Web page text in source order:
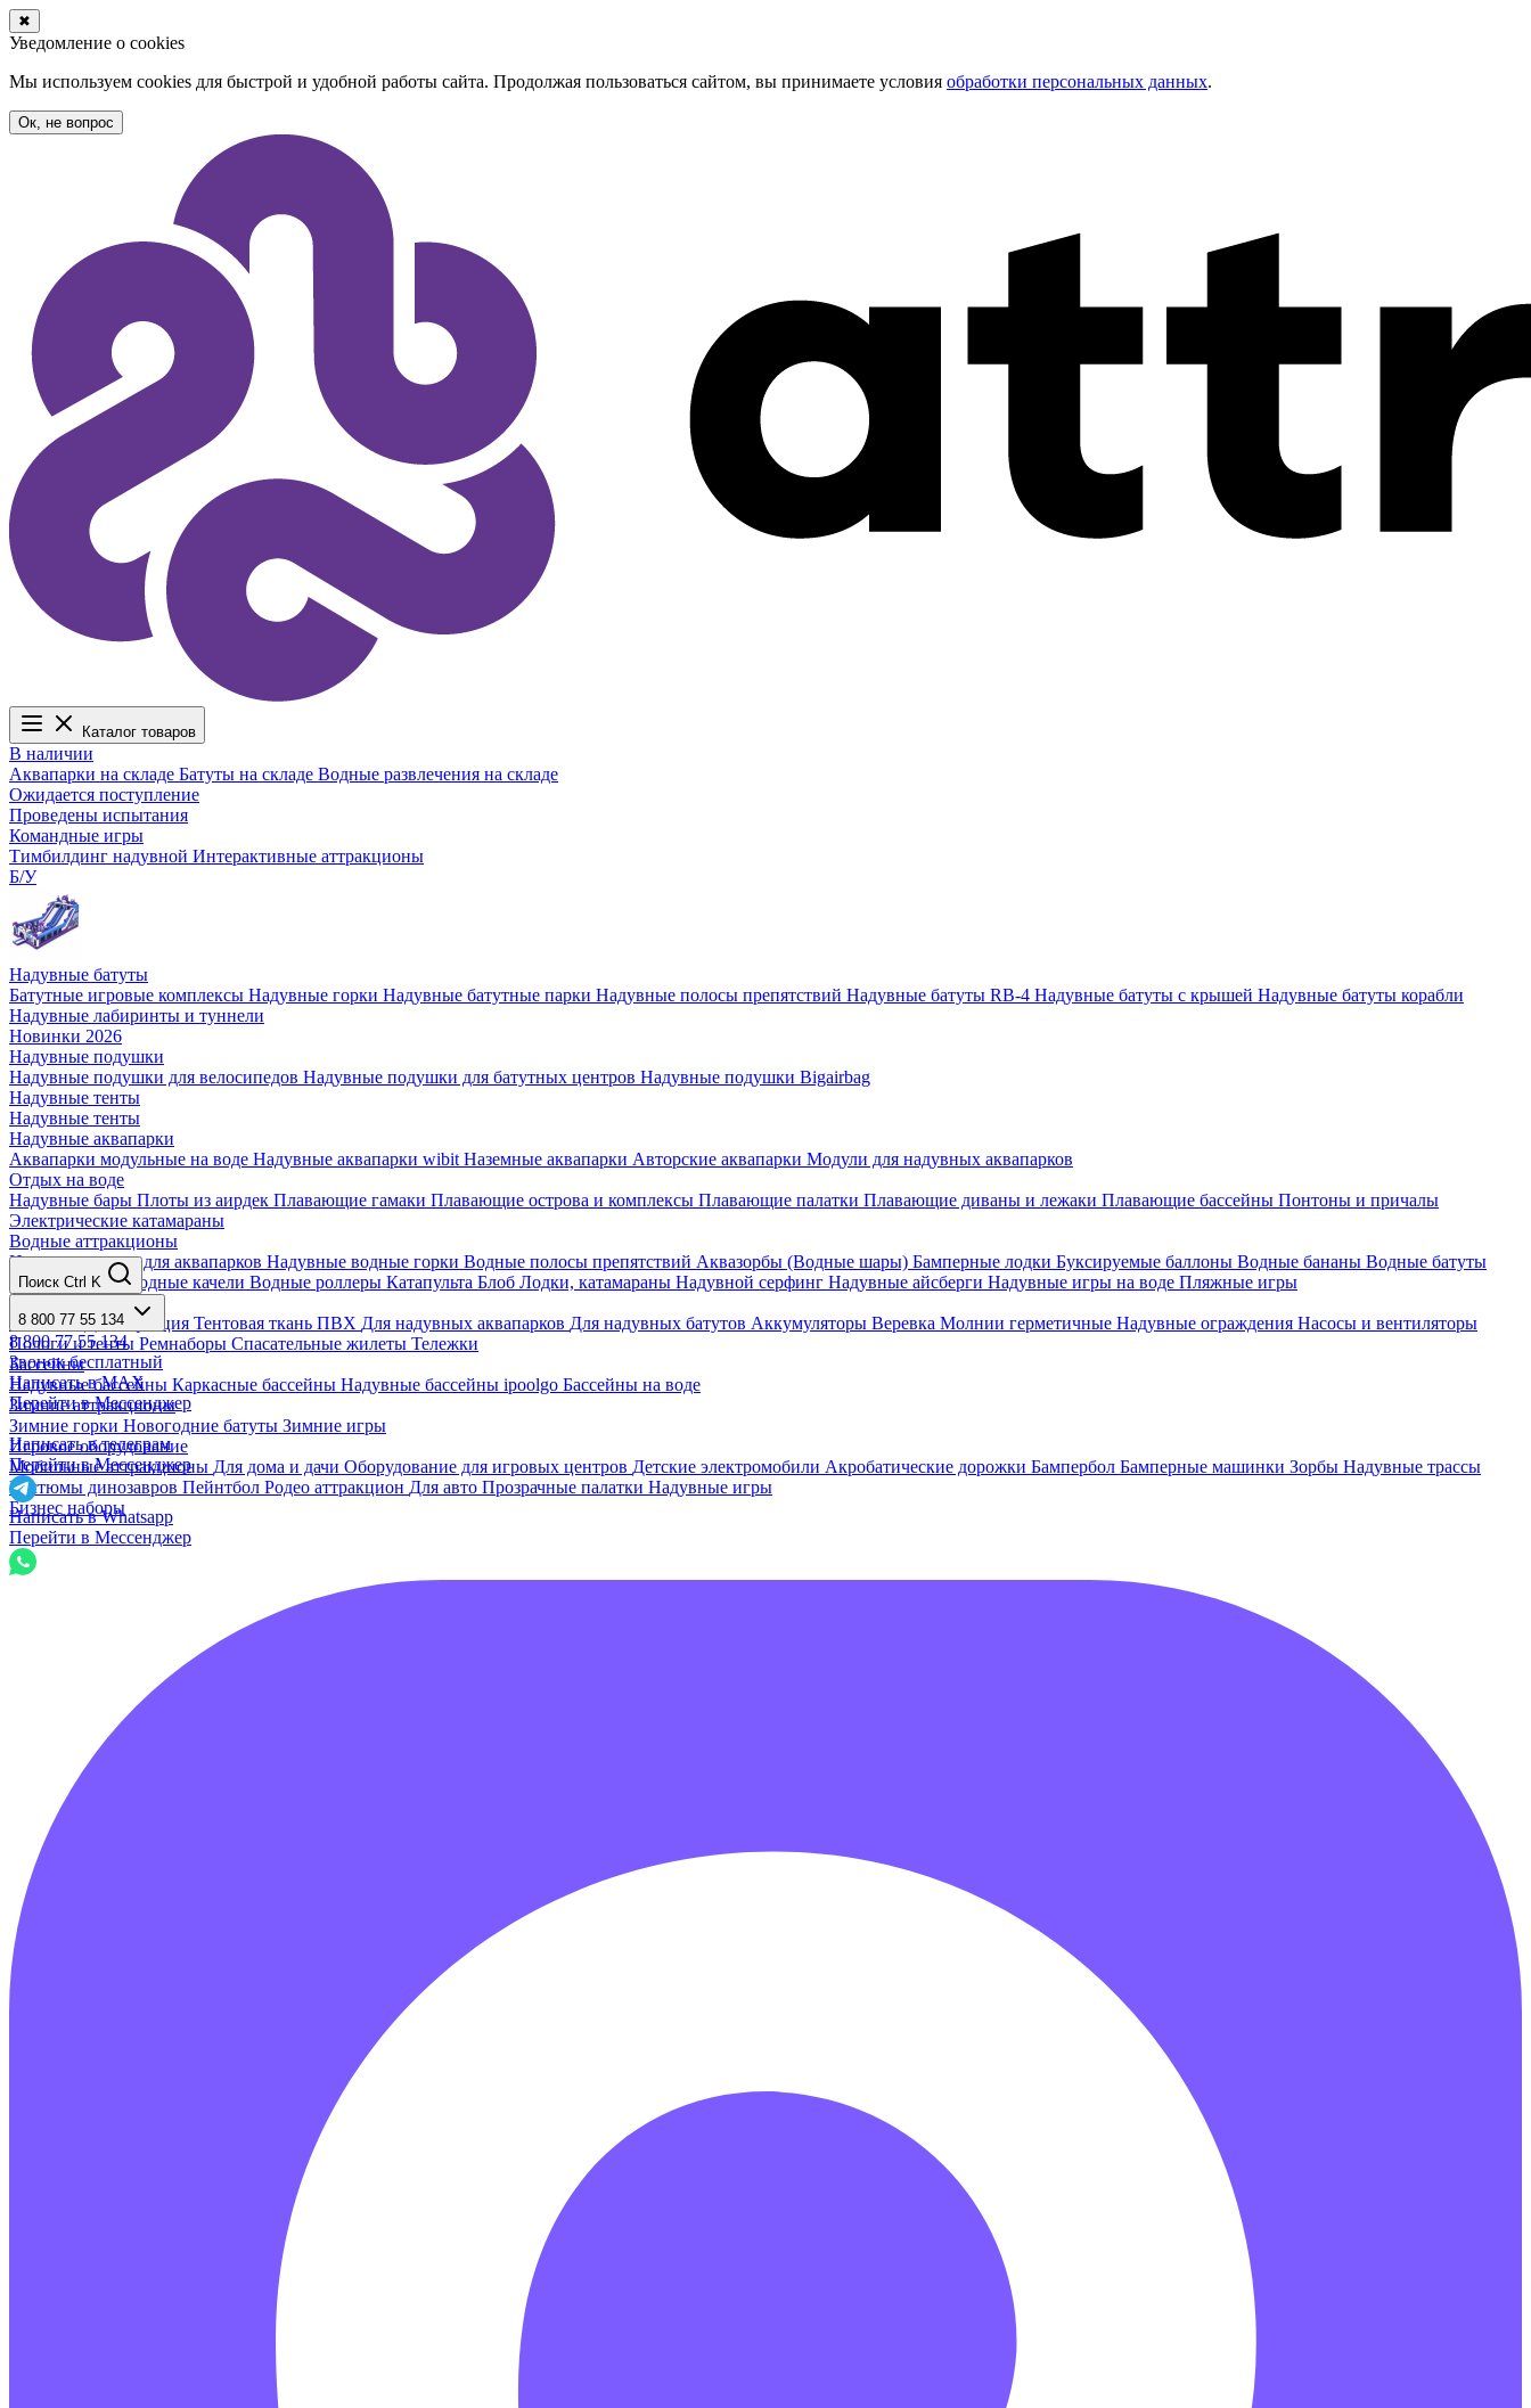
✖
Уведомление о cookies
Мы используем cookies для быстрой и удобной работы сайта. Продолжая пользоваться сайтом, вы принимаете условия обработки персональных данных.
Ок, не вопрос
Каталог товаров
В наличии
Аквапарки на складе Батуты на складе Водные развлечения на складе
Ожидается поступление
Проведены испытания
Командные игры
Тимбилдинг надувной Интерактивные аттракционы
Б/У
Надувные батуты
Батутные игровые комплексы Надувные горки Надувные батутные парки Надувные полосы препятствий Надувные батуты RB-4 Надувные батуты с крышей Надувные батуты корабли
Надувные лабиринты и туннели
Новинки 2026
Надувные подушки
Надувные подушки для велосипедов Надувные подушки для батутных центров Надувные подушки Bigairbag
Надувные тенты
Надувные тенты
Надувные аквапарки
Аквапарки модульные на воде Надувные аквапарки wibit Наземные аквапарки Авторские аквапарки Модули для надувных аквапарков
Отдых на воде
Надувные бары Плоты из аирдек Плавающие гамаки Плавающие острова и комплексы Плавающие палатки Плавающие диваны и лежаки Плавающие бассейны Понтоны и причалы
Электрические катамараны
Водные аттракционы
Надувные круги для аквапарков Надувные водные горки Водные полосы препятствий Аквазорбы (Водные шары) Бамперные лодки Буксируемые баллоны Водные бананы Водные батуты
Водные зорбыВодные качели Водные роллеры Катапульта Блоб Лодки, катамараны Надувной серфинг Надувные айсберги Надувные игры на воде Пляжные игры
Аксессуары
ЗапчастиДезинфекция Тентовая ткань ПВХ Для надувных аквапарков Для надувных батутов Аккумуляторы Веревка Молнии герметичные Надувные ограждения Насосы и вентиляторы
Пологи и тенты Ремнаборы Спасательные жилеты Тележки
Бассейны
Надувные бассейны Каркасные бассейны Надувные бассейны ipoolgo Бассейны на воде
Зимние аттракционы
Зимние горки Новогодние батуты Зимние игры
Игровое оборудование
Мобильные аттракционы Для дома и дачи Оборудование для игровых центров Детские электромобили Акробатические дорожки Бампербол Бамперные машинки Зорбы Надувные трассы
Костюмы динозавров Пейнтбол Родео аттракцион Для авто Прозрачные палатки Надувные игры
Бизнес наборы
Поиск Ctrl K
8 800 77 55 134
8 800 77 55 134
Звонок бесплатный
Написать в MAX
Перейти в Мессенджер
Написать в телеграм
Перейти в Мессенджер
Написать в Whatsapp
Перейти в Мессенджер